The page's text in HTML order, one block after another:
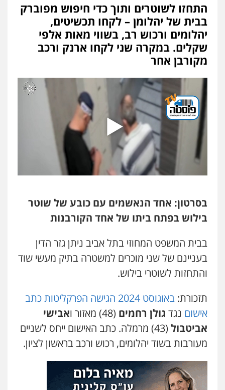
עו"ד קארין לגטיוי
פלילי פשיעה חמורה מעצרים וחקירות
0507446995
משרד עורכי דין טאי שרקי
פלילי אסירים תעבורה מרב"ד
0547556464
אברהם שהבזי – משרד עורכי דין
מיסים כלכלי פלילי פשיעה כלכלית
הון
0504456555
עו"ד אילן אלימלך
פשיעה חמורה
0522992110
עו"ד יוסי חמצני
פשיעה כלכלית
מס הלבנת הון
עו"ד שאדי נאטור
פלילי פשיעה חמורה מעצרים וחקירות
0509230800
גיל דביר – משרד עורכי דין
פלילי פשיעה כלכלית צווארון לבן
התחזו לשוטרים ותוך כדי חיפוש מפוברק
בבית של יהלומן – לקחו תכשיטים,
יהלומים ורכוש רב, בשווי מאות אלפי
שקלים. במקרה שני לקחו ארנק ורכב
מקורבן אחר
בסרטון: אחד הנאשמים עם כובע של שוטר
בילוש בפתח ביתו של אחד הקורבנות
בבית המשפט המחוזי בתל אביב ניתן גזר הדין
בעניינם של שני מוכרים למשטרה בתיק מעשי שוד
והתחזות לשוטרי בילוש.
תזכורת:
באוגוסט 2024 הגישה הפרקליטות כתב
אישום נגד גולן רחמים (48) מאזור ו
אבישי
אביטבול
(43) מרמלה. כתב האישום ייחס לשניים
מעורבות בשוד יהלומים, רכוש ורכב בראשון לציון.